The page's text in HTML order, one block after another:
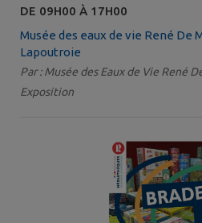
DE 09H00 À 17H00
Musée des eaux de vie René De
Lapoutroie
Par : Musée des Eaux de Vie René
Exposition